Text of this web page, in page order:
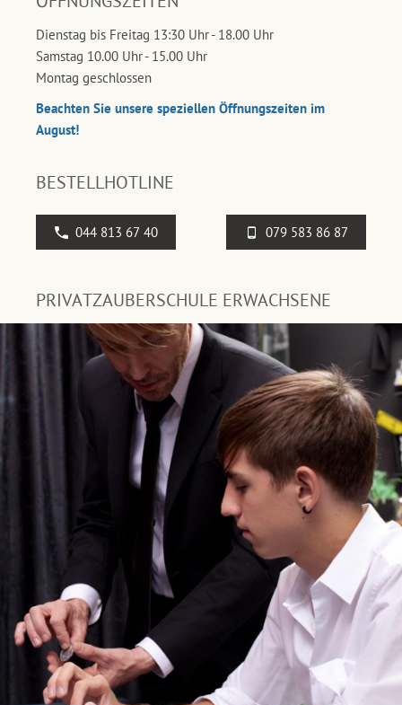
Dienstag bis Freitag 13:30 Uhr - 18.00 Uhr
Samstag 10.00 Uhr - 15.00 Uhr
Montag geschlossen
Beachten Sie unsere speziellen Öffnungszeiten im
August!
BESTELLHOTLINE
044 813 67 40 079 583 86 87
PRIVATZAUBERSCHULE ERWACHSENE